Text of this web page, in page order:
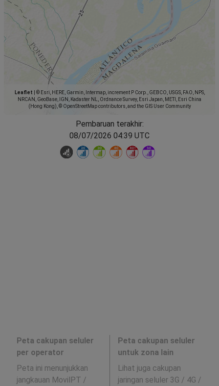
Leaflet
© Esri, HERE, Garmin, Intermap, increment P Corp., GEBCO, USGS, FAO, NPS,
NRCAN, GeoBase, IGN, Kadaster NL, Ordnance Survey, Esri Japan, METI, Esri China
(Hong Kong), © OpenStreetMap contributors, and the GIS User Community
Pembaruan terakhir:
08/07/2026 04:39 UTC
Peta cakupan seluler
per operator
Peta ini menunjukkan
jangkauan MovilPT /
Peta cakupan seluler
untuk zona lain
Lihat juga cakupan
jaringan seluler 3G / 4G /